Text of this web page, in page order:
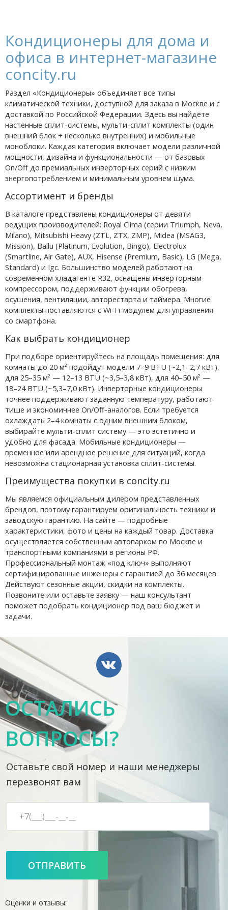
Кондиционеры для дома и
офиса в интернет-магазине
concity.ru
Раздел «Кондиционеры» объединяет все типы
климатической техники, доступной для заказа в Москве и с
доставкой по Российской Федерации. Здесь вы найдёте
настенные сплит-системы, мульти-сплит комплекты (один
внешний блок + несколько внутренних) и мобильные
моноблоки. Каждая категория включает модели различной
мощности, дизайна и функциональности — от базовых
On/Off до премиальных инверторных серий с низким
энергопотреблением и минимальным уровнем шума.
Ассортимент и бренды
В каталоге представлены кондиционеры от девяти
ведущих производителей: Royal Clima (серии Triumph, Neva,
Milano), Mitsubishi Heavy (ZTL, ZTX, ZMP), Midea (MSAG3,
Mission), Ballu (Platinum, Evolution, Bingo), Electrolux
(Smartline, Air Gate), AUX, Hisense (Premium, Basic), LG (Mega,
Standard) и Igc. Большинство моделей работают на
современном хладагенте R32, оснащены инверторным
компрессором, поддерживают функции обогрева,
осушения, вентиляции, авторестарта и таймера. Многие
комплекты поставляются с Wi-Fi-модулем для управления
со смартфона.
Как выбрать кондиционер
При подборе ориентируйтесь на площадь помещения: для
комнаты до 20 м² подойдут модели 7–9 BTU (~2,1–2,7 кВт),
для 25–35 м² — 12–13 BTU (~3,5–3,8 кВт), для 40–50 м² —
18–24 BTU (~5,3–7,0 кВт). Инверторные кондиционеры
точнее поддерживают заданную температуру, работают
тише и экономичнее On/Off-аналогов. Если требуется
охлаждать 2–4 комнаты с одним внешним блоком,
выбирайте мульти-сплит систему — это эстетично и
удобно для фасада. Мобильные кондиционеры —
временное или арендное решение для ситуаций, когда
невозможна стационарная установка сплит-системы.
Преимущества покупки в concity.ru
Мы являемся официальным дилером представленных
брендов, поэтому гарантируем оригинальность техники и
заводскую гарантию. На сайте — подробные
характеристики, фото и цены на каждый товар. Доставка
осуществляется собственным автопарком по Москве и
транспортными компаниями в регионы РФ.
Профессиональный монтаж «под ключ» выполняют
сертифицированные инженеры с гарантией до 36 месяцев.
Действуют сезонные акции, скидки на комплекты.
Позвоните или оставьте заявку — наш консультант
поможет подобрать кондиционер под ваш бюджет и
задачи.
ОСТАЛИСЬ
ВОПРОСЫ?
Оставьте свой номер и наши менеджеры
перезвонят вам
Оценки и отзывы: